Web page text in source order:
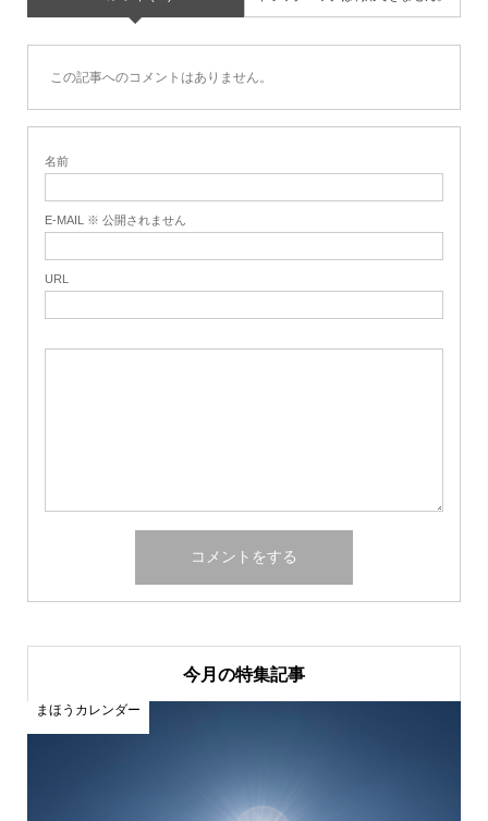
この記事へのコメントはありません。
名前
E-MAIL ※ 公開されません
URL
今月の特集記事
まほうカレンダー